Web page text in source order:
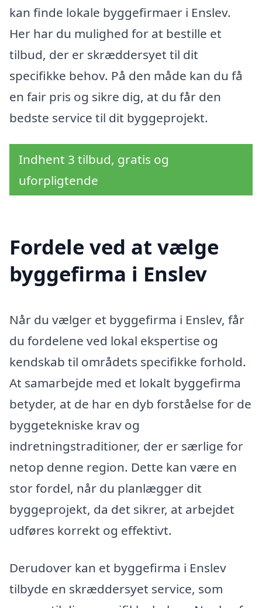
kan finde lokale byggefirmaer i Enslev.
Her har du mulighed for at bestille et
tilbud, der er skræddersyet til dit
specifikke behov. På den måde kan du få
en fair pris og sikre dig, at du får den
bedste service til dit byggeprojekt.
Indhent 3 tilbud, gratis og
uforpligtende
Fordele ved at vælge
byggefirma i Enslev
Når du vælger et byggefirma i Enslev, får
du fordelene ved lokal ekspertise og
kendskab til områdets specifikke forhold.
At samarbejde med et lokalt byggefirma
betyder, at de har en dyb forståelse for de
byggetekniske krav og
indretningstraditioner, der er særlige for
netop denne region. Dette kan være en
stor fordel, når du planlægger dit
byggeprojekt, da det sikrer, at arbejdet
udføres korrekt og effektivt.
Derudover kan et byggefirma i Enslev
tilbyde en skræddersyet service, som